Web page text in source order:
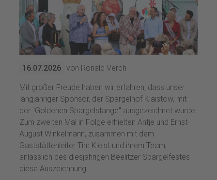
16.07.2026 von Ronald Verch
Mit großer Freude haben wir erfahren, dass unser
langjähriger Sponsor, der Spargelhof Klaistow, mit
der "Goldenen Spargelstange" ausgezeichnet wurde.
Zum zweiten Mal in Folge erhielten Antje und Ernst-
August Winkelmann, zusammen mit dem
Gaststättenleiter Tim Kleist und ihrem Team,
anlässlich des diesjährigen Beelitzer Spargelfestes
diese Auszeichnung.